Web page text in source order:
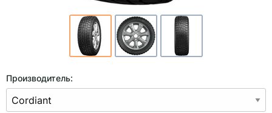
Производитель: